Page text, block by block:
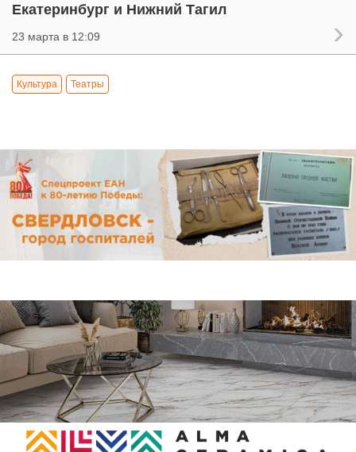
Екатеринбург и Нижний Тагил
23 марта в 12:09
Культура Театры